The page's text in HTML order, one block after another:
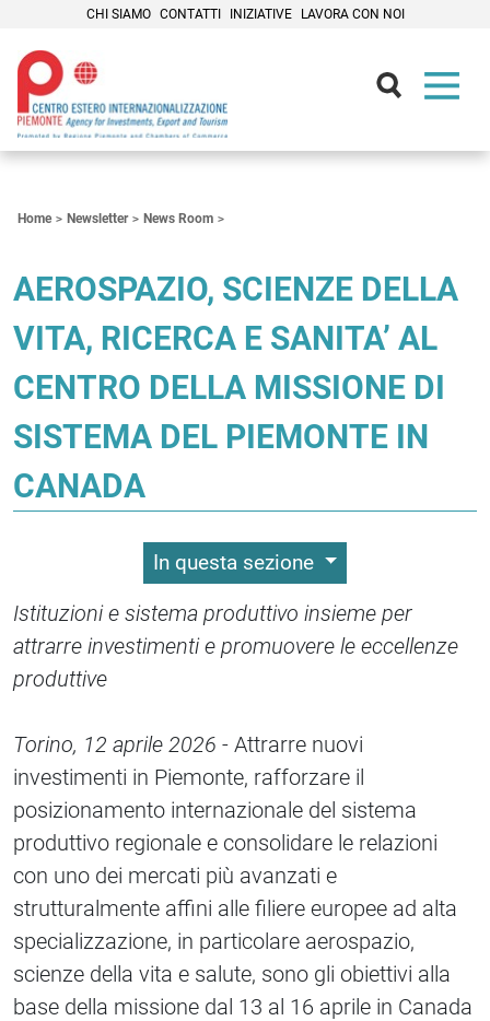
CHI SIAMO CONTATTI INIZIATIVE LAVORA CON NOI
Home Newsletter News Room
AEROSPAZIO, SCIENZE DELLA
VITA, RICERCA E SANITA’ AL
CENTRO DELLA MISSIONE DI
SISTEMA DEL PIEMONTE IN
CANADA
In questa sezione
Istituzioni e sistema produttivo insieme per
attrarre investimenti e promuovere le eccellenze
produttive
Torino, 12 aprile 2026 - Attrarre nuovi
investimenti in Piemonte, rafforzare il
posizionamento internazionale del sistema
produttivo regionale e consolidare le relazioni
con uno dei mercati più avanzati e
strutturalmente affini alle filiere europee ad alta
specializzazione, in particolare aerospazio,
scienze della vita e salute, sono gli obiettivi alla
base della missione dal 13 al 16 aprile in Canada